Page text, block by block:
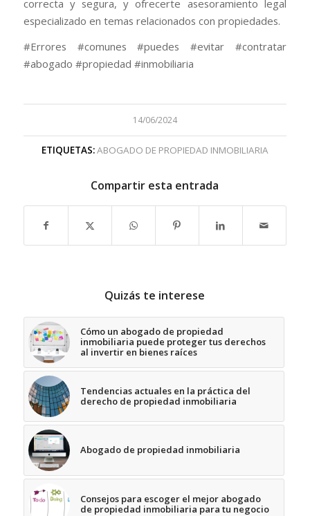
correcta y segura, y ofrecerte asesoramiento legal
especializado en temas relacionados con propiedades.
#Errores #comunes #puedes #evitar #contratar
#abogado #propiedad #inmobiliaria
14/06/2024
ETIQUETAS:ABOGADO DE PROPIEDAD INMOBILIARIA
Compartir esta entrada
Quizás te interese
Cómo un abogado de propiedad
inmobiliaria puede proteger tus derechos
al invertir en bienes raíces
Tendencias actuales en la práctica del
derecho de propiedad inmobiliaria
Abogado de propiedad inmobiliaria
Consejos para escoger el mejor abogado
de propiedad inmobiliaria para tu negocio